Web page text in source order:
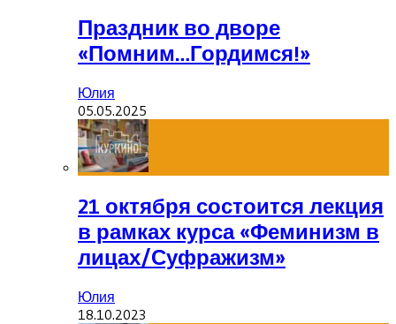
Праздник во дворе
«Помним…Гордимся!»
Юлия
05.05.2025
21 октября состоится лекция
в рамках курса «Феминизм в
лицах/Суфражизм»
Юлия
18.10.2023